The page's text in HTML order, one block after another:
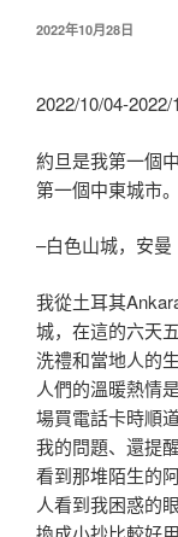
发
2022年10月28日
2022/10/04-
約旦是我第一個
第一個中東城市。
–白色山城，安曼
我從土耳其
城，在這的六天
洗禮和當地人的生
人們的溫暖熱情
場買電話卡時順
我的問題、還提
看到那堆陌生的
人看到我困惑的